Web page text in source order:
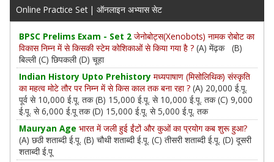
Online Practice Set | ऑनलाइन अभ्यास सेट
BPSC Prelims Exam - Set 2 जेनोबोट्स(Xenobots) नामक रोबोट का
विकास निम्न में से किसकी स्टेम कोशिकाओं से किया गया है ? (A) मेंढ़क (B)
बिल्ली (C) छिपकली (D) चूहा
Indian History Upto Prehistory मध्यपाषाण (मिसोलिथिक) संस्कृति
का महत्व मोटे तौर पर निम्न में से किस काल तक बना रहा ? (A) 20,000 ई.पू.
पूर्व से 10,000 ई.पू. तक (B) 15,000 ई.पू. से 10,000 ई.पू. तक (C) 9,000
ई.पू. से 6,000 ई.पू तक (D) 15,000 ई.पू. से 5,000 ई.पू. तक
Mauryan Age भारत में जली हुई ईंटों और कुओं का प्रयोग कब शुरू हुआ?
(A) छठी शताब्दी ई.पू. (B) चौथी शताब्दी ई.पू. (C) तीसरी शताब्दी ई.पू. (D) दूसरी
शताब्दी ई.पू